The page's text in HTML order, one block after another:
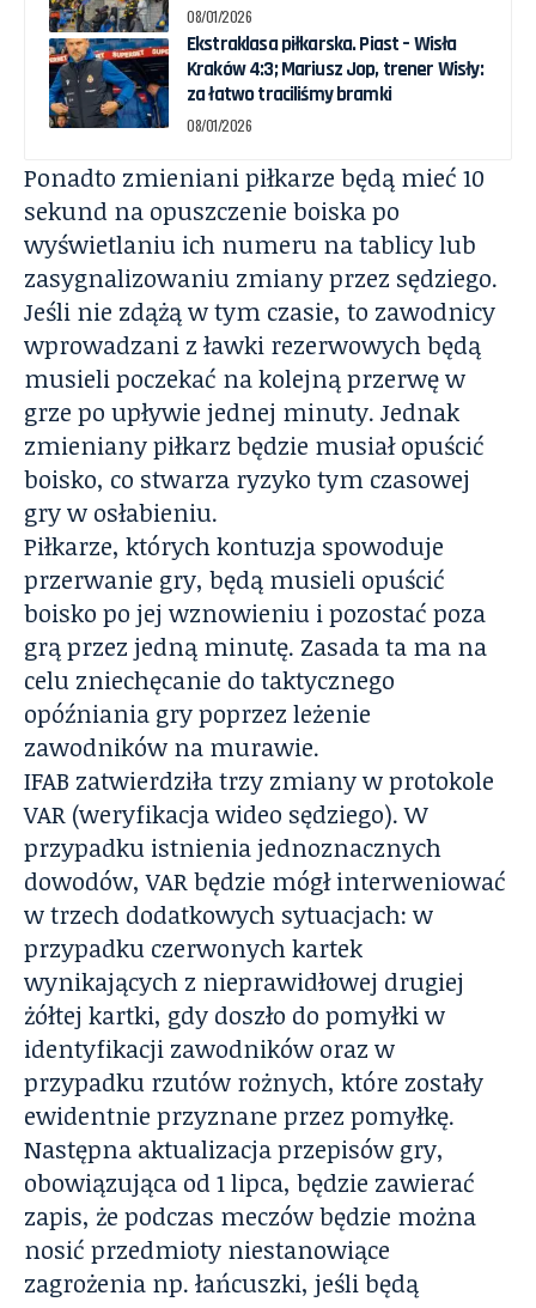
08/01/2026
Ekstraklasa piłkarska. Piast – Wisła
Kraków 4:3; Mariusz Jop, trener Wisły:
za łatwo traciliśmy bramki
08/01/2026
Ponadto zmieniani piłkarze będą mieć 10
sekund na opuszczenie boiska po
wyświetlaniu ich numeru na tablicy lub
zasygnalizowaniu zmiany przez sędziego.
Jeśli nie zdążą w tym czasie, to zawodnicy
wprowadzani z ławki rezerwowych będą
musieli poczekać na kolejną przerwę w
grze po upływie jednej minuty. Jednak
zmieniany piłkarz będzie musiał opuścić
boisko, co stwarza ryzyko tym czasowej
gry w osłabieniu.
Piłkarze, których kontuzja spowoduje
przerwanie gry, będą musieli opuścić
boisko po jej wznowieniu i pozostać poza
grą przez jedną minutę. Zasada ta ma na
celu zniechęcanie do taktycznego
opóźniania gry poprzez leżenie
zawodników na murawie.
IFAB zatwierdziła trzy zmiany w protokole
VAR (weryfikacja wideo sędziego). W
przypadku istnienia jednoznacznych
dowodów, VAR będzie mógł interweniować
w trzech dodatkowych sytuacjach: w
przypadku czerwonych kartek
wynikających z nieprawidłowej drugiej
żółtej kartki, gdy doszło do pomyłki w
identyfikacji zawodników oraz w
przypadku rzutów rożnych, które zostały
ewidentnie przyznane przez pomyłkę.
Następna aktualizacja przepisów gry,
obowiązująca od 1 lipca, będzie zawierać
zapis, że podczas meczów będzie można
nosić przedmioty niestanowiące
zagrożenia np. łańcuszki, jeśli będą